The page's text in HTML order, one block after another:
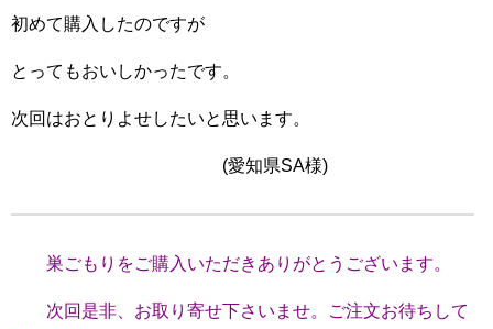
初めて購入したのですが
とってもおいしかったです。
次回はおとりよせしたいと思います。
(愛知県SA様)
巣ごもりをご購入いただきありがとうございます。
次回是非、お取り寄せ下さいませ。ご注文お待ちして